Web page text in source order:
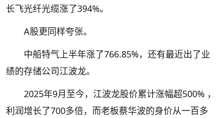
长飞光纤光缆涨了394%。
A股更同样夸张。
中船特气上半年涨了766.85%，还有最近出了业
绩的存储公司江波龙。
2025年9月至今，江波龙股价累计涨幅超500% ，
利润增长了700多倍，而老板蔡华波的身价从一百多